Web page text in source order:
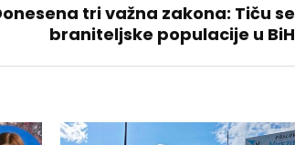
tri važna zakona: Tiču se
braniteljske populacije u BiH